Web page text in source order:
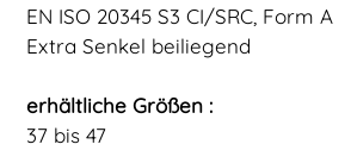
EN ISO 20345 S3 CI/SRC, Form A
Extra Senkel beiliegend
erhältliche Größen :
37 bis 47